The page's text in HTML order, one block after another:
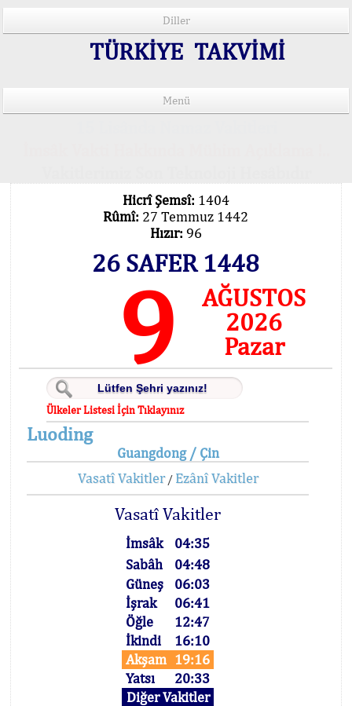
Diller
TÜRKİYE TAKVİMİ
Menü
Hicrî Şemsî: 1404
Rûmî: 27 Temmuz 1442
Hızır: 96
26 SAFER 1448
9
AĞUSTOS
2026
Pazar
Ülkeler Listesi İçin Tıklayınız
Luoding
Guangdong / Çin
Vasatî Vakitler/ Ezânî Vakitler
Vasatî Vakitler
İmsâk
04:35
Sabâh
04:48
Güneş
06:03
İşrak
06:41
Öğle
12:47
İkindi
16:10
Akşam 19:16
Yatsı
20:33
Diğer Vakitler